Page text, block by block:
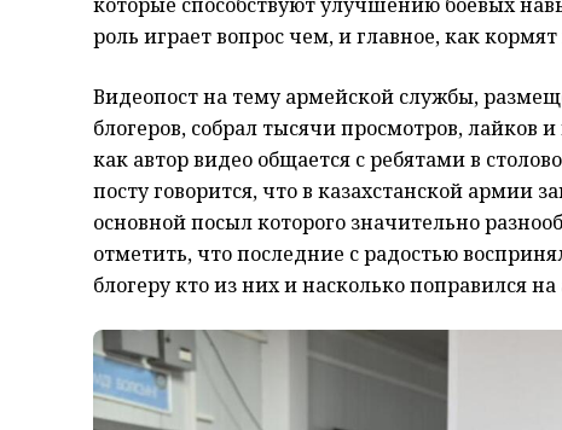
роль играет вопрос чем, и главное, как
Видеопост на тему армейской службы,
блогеров, собрал тысячи просмотров,
как автор видео общается с ребятами в
посту говорится, что в казахстанской армии
основной посыл которого значительно
отметить, что последние с радостью
блогеру кто из них и насколько поправился